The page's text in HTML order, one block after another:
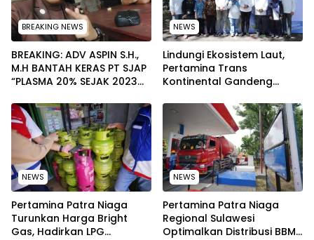
BREAKING NEWS
BREAKING: ADV ASPIN S.H.,
M.H BANTAH KERAS PT SJAP
“PLASMA 20% SEJAK 2023
WARGA WAWOONE!
NEWS
Lindungi Ekosistem Laut,
Pertamina Trans
Kontinental Gandeng
Kebersihan Pantai di
Bitung, Sulawesi
NEWS
Pertamina Patra Niaga
Turunkan Harga Bright
Gas, Hadirkan LPG
NEWS
Pertamina Patra Niaga
Regional Sulawesi
Optimalkan Distribusi BBM